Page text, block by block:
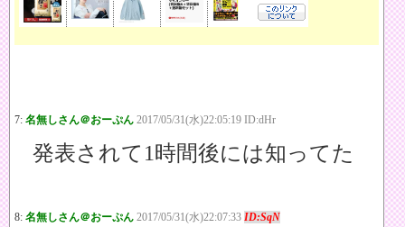
7: 名無しさん＠おーぷん 2017/05/31(水)22:05:19 ID:dHr
発表されて1時間後には知ってた
8: 名無しさん＠おーぷん 2017/05/31(水)22:07:33 ID:SqN